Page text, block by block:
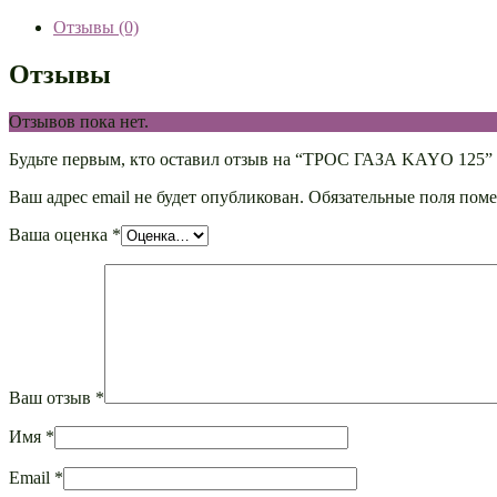
Отзывы (0)
Отзывы
Отзывов пока нет.
Будьте первым, кто оставил отзыв на “ТРОС ГАЗА KAYO 125”
Ваш адрес email не будет опубликован. Обязательные поля
Ваша оценка *
Ваш отзыв *
Имя *
Email *